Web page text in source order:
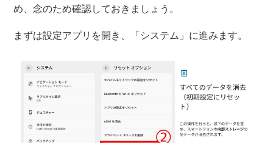
め、念のため確認しておきましょう。
まずは設定アプリを開き、「システム」に進みます。